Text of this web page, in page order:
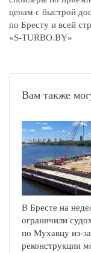
ценам с быстрой
по Бресту и всей
«S-TURBO.BY»
Вам также
В Бресте на
ограничили
по Мухавцу из-за
реконструкции